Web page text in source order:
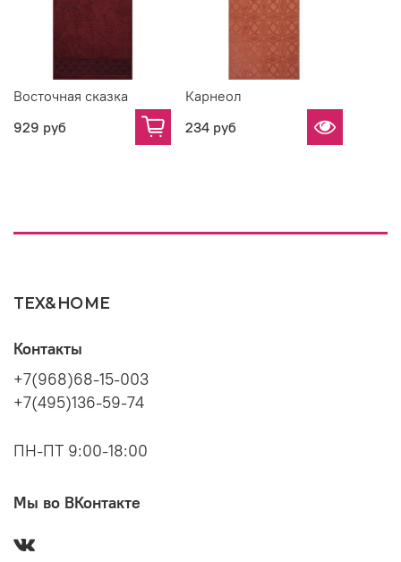
Восточная сказка
929 руб
Карнеол
234 руб
TEX&HOME
Контакты
+7(968)68-15-003
+7(495)136-59-74
ПН-ПТ 9:00-18:00
Мы во ВКонтакте